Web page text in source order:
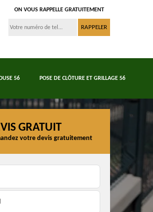
ON VOUS RAPPELLE GRATUITEMENT
56 POSE DE CLÔTURE ET GRILLAGE 56
d'arbres 56
Tonte et réfection de
pelouse 56
GRATUIT
votre devis gratuitement